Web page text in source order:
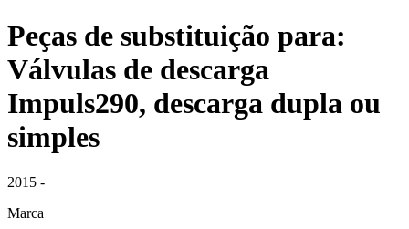
Peças de substituição para:
Válvulas de descarga
Impuls290, descarga dupla ou
simples
2015 -
Marca